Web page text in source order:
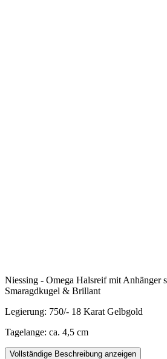
Niessing - Omega Halsreif mit Anhänger
Smaragdkugel & Brillant
Legierung: 750/- 18 Karat Gelbgold
Tagelange: ca. 4,5 cm
Vollständige Beschreibung anzeigen